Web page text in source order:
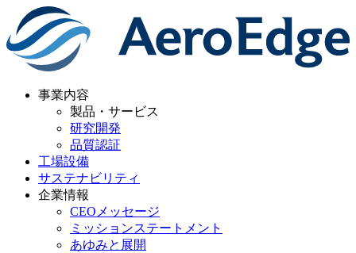
事業内容
製品・サービス
研究開発
品質認証
工場設備
サステナビリティ
企業情報
CEOメッセージ
ミッションステートメント
あゆみと展開